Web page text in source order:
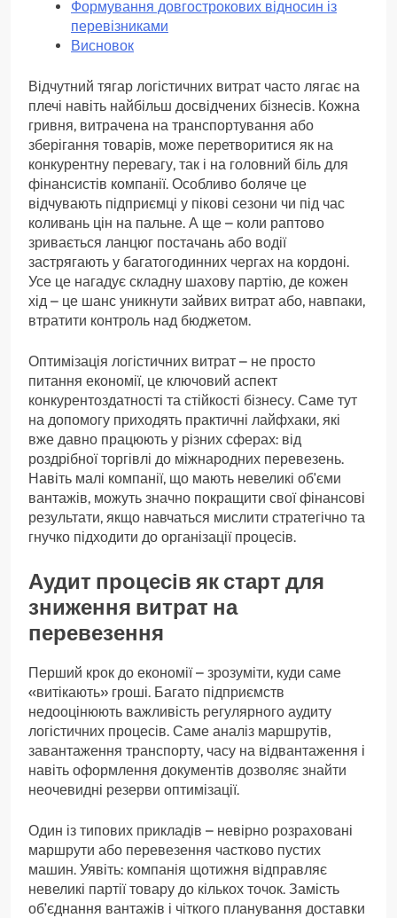
Формування довгострокових відносин із
перевізниками
Висновок
Відчутний тягар логістичних витрат часто лягає на
плечі навіть найбільш досвідчених бізнесів. Кожна
гривня, витрачена на транспортування або
зберігання товарів, може перетворитися як на
конкурентну перевагу, так і на головний біль для
фінансистів компанії. Особливо боляче це
відчувають підприємці у пікові сезони чи під час
коливань цін на пальне. А ще – коли раптово
зривається ланцюг постачань або водії
застрягають у багатогодинних чергах на кордоні.
Усе це нагадує складну шахову партію, де кожен
хід – це шанс уникнути зайвих витрат або, навпаки,
втратити контроль над бюджетом.
Оптимізація логістичних витрат – не просто
питання економії, це ключовий аспект
конкурентоздатності та стійкості бізнесу. Саме тут
на допомогу приходять практичні лайфхаки, які
вже давно працюють у різних сферах: від
роздрібної торгівлі до міжнародних перевезень.
Навіть малі компанії, що мають невеликі об’єми
вантажів, можуть значно покращити свої фінансові
результати, якщо навчаться мислити стратегічно та
гнучко підходити до організації процесів.
Аудит процесів як старт для
зниження витрат на
перевезення
Перший крок до економії – зрозуміти, куди саме
«витікають» гроші. Багато підприємств
недооцінюють важливість регулярного аудиту
логістичних процесів. Саме аналіз маршрутів,
завантаження транспорту, часу на відвантаження і
навіть оформлення документів дозволяє знайти
неочевидні резерви оптимізації.
Один із типових прикладів – невірно розраховані
маршрути або перевезення частково пустих
машин. Уявіть: компанія щотижня відправляє
невеликі партії товару до кількох точок. Замість
об’єднання вантажів і чіткого планування доставки